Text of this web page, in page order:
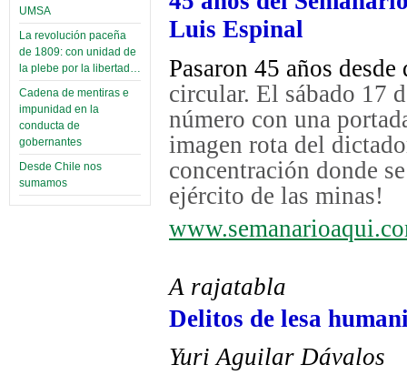
UMSA
La revolución paceña
de 1809: con unidad de
la plebe por la libertad…
Cadena de mentiras e
impunidad en la
conducta de
gobernantes
Desde Chile nos
sumamos
Luis Espinal
Pasaron 45 años
circular. El sábado 17
número con una
imagen rota del
concentración donde
ejército de las minas!
A rajatabla
Delitos de lesa
Yuri Aguilar Dávalos